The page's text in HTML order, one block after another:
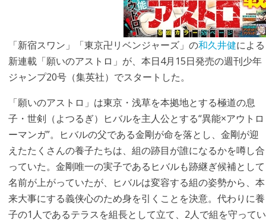
「新宿スワン」「東京卍リベンジャーズ」の和久井健による
新連載「願いのアストロ」が、本日4月15日発売の週刊少年
ジャンプ20号（集英社）でスタートした。
「願いのアストロ」は東京・浅草を本拠地とする極道の息
子・世剣（よつるぎ）ヒバルを主人公とする“異能×アウトロ
ーマンガ”。ヒバルの父である金剛が命を落とし、金剛が迎
えたたくさんの養子たちは、組の跡目が誰になるかを噂し合
っていた。金剛唯一の実子であるヒバルも跡継ぎ候補として
名前が上がっていたが、ヒバルは変容する組の姿勢から、本
来大事にする義侠心のため身を引くことを決意。代わりに養
子の1人であるテラスを組長として立て、2人で組を守ってい